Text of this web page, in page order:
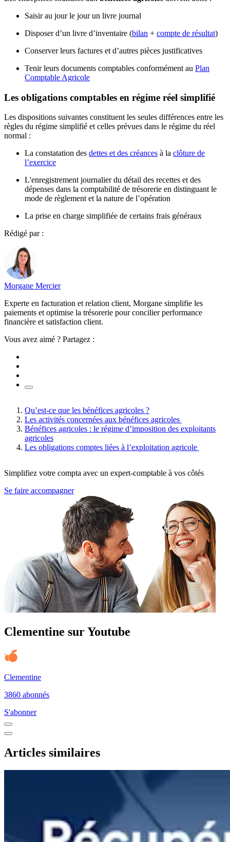
Saisir au jour le jour un livre journal
Disposer d’un livre d’inventaire (bilan + compte de résultat)
Conserver leurs factures et d’autres pièces justificatives
Tenir leurs documents comptables conformément au Plan
Comptable Agricole
Les obligations comptables en régime réel simplifié
Les dispositions suivantes constituent les seules différences entre les
règles du régime simplifié et celles prévues dans le régime du réel
normal :
La constatation des dettes et des créances à la clôture de
l’exercice
L'enregistrement journalier du détail des recettes et des
dépenses dans la comptabilité de trésorerie en distinguant le
mode de règlement et la nature de l’opération
La prise en charge simplifiée de certains frais généraux
Rédigé par :
Morgane Mercier
Experte en facturation et relation client, Morgane simplifie les
paiements et optimise la trésorerie pour concilier performance
financière et satisfaction client.
Vous avez aimé ? Partagez :
Qu’est-ce que les bénéfices agricoles ?
Les activités concernées aux bénéfices agricoles
Bénéfices agricoles : le régime d’imposition des exploitants
agricoles
Les obligations comptes liées à l’exploitation agricole
Simplifiez votre compta avec un expert-comptable à vos côtés
Se faire accompagner
Clementine sur Youtube
Clementine
3860 abonnés
S'abonner
Articles similaires